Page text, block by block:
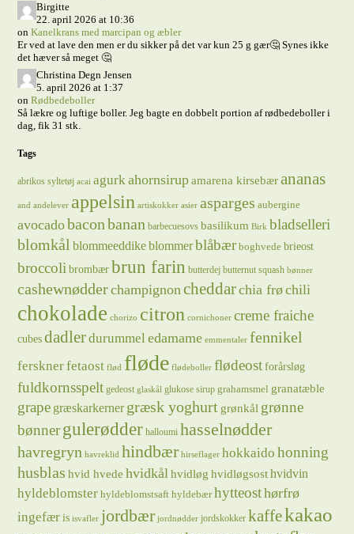
Birgitte
22. april 2026 at 10:36
onKanelkrans med marcipan og æbler
Er ved at lave den men er du sikker på det var kun 25 g gær🤔 Synes ikke
det hæver så meget 🤔
Christina Degn Jensen
5. april 2026 at 1:37
onRødbedeboller
Så lækre og luftige boller. Jeg bagte en dobbelt portion af rødbedeboller i
dag, fik 31 stk.
Tags
abrikos syltetøj acai agurkahornsirupamarena kirsebærananas
and andelever appelsin artiskokker asier asparges aubergine
avocadobaconbanan barbecuesovs basilikum Birk bladselleri
blomkål blommeeddikeblommerblåbær boghvede brieost
broccoli brombær brun farin butterdej butternut squash bønner
cashewnødderchampignoncheddarchia frøchili
chokolade chorizo citron cornichoner creme fraiche
cubes dadlerdurummeledamame emmentaler fennikel
fersknerfetaost flød fløde flødeboller flødeost forårsløg
fuldkornsspelt gedeost glaskål glukose sirup grahamsmel granatæble
grape græskarkernergræsk yoghurt grønkål grønne
bønnergulerødder halloumi hasselnødder
havregryn havreklid hindbær hirseflager hokkaido honning
husblas hvid hvede hvidkålhvidløg hvidløgsost hvidvin
hyldeblomster hyldeblomstsaft hyldebær hytteosthørfrø
ingefær is isvafler jordbær jordnødder jordskokker kaffekakao